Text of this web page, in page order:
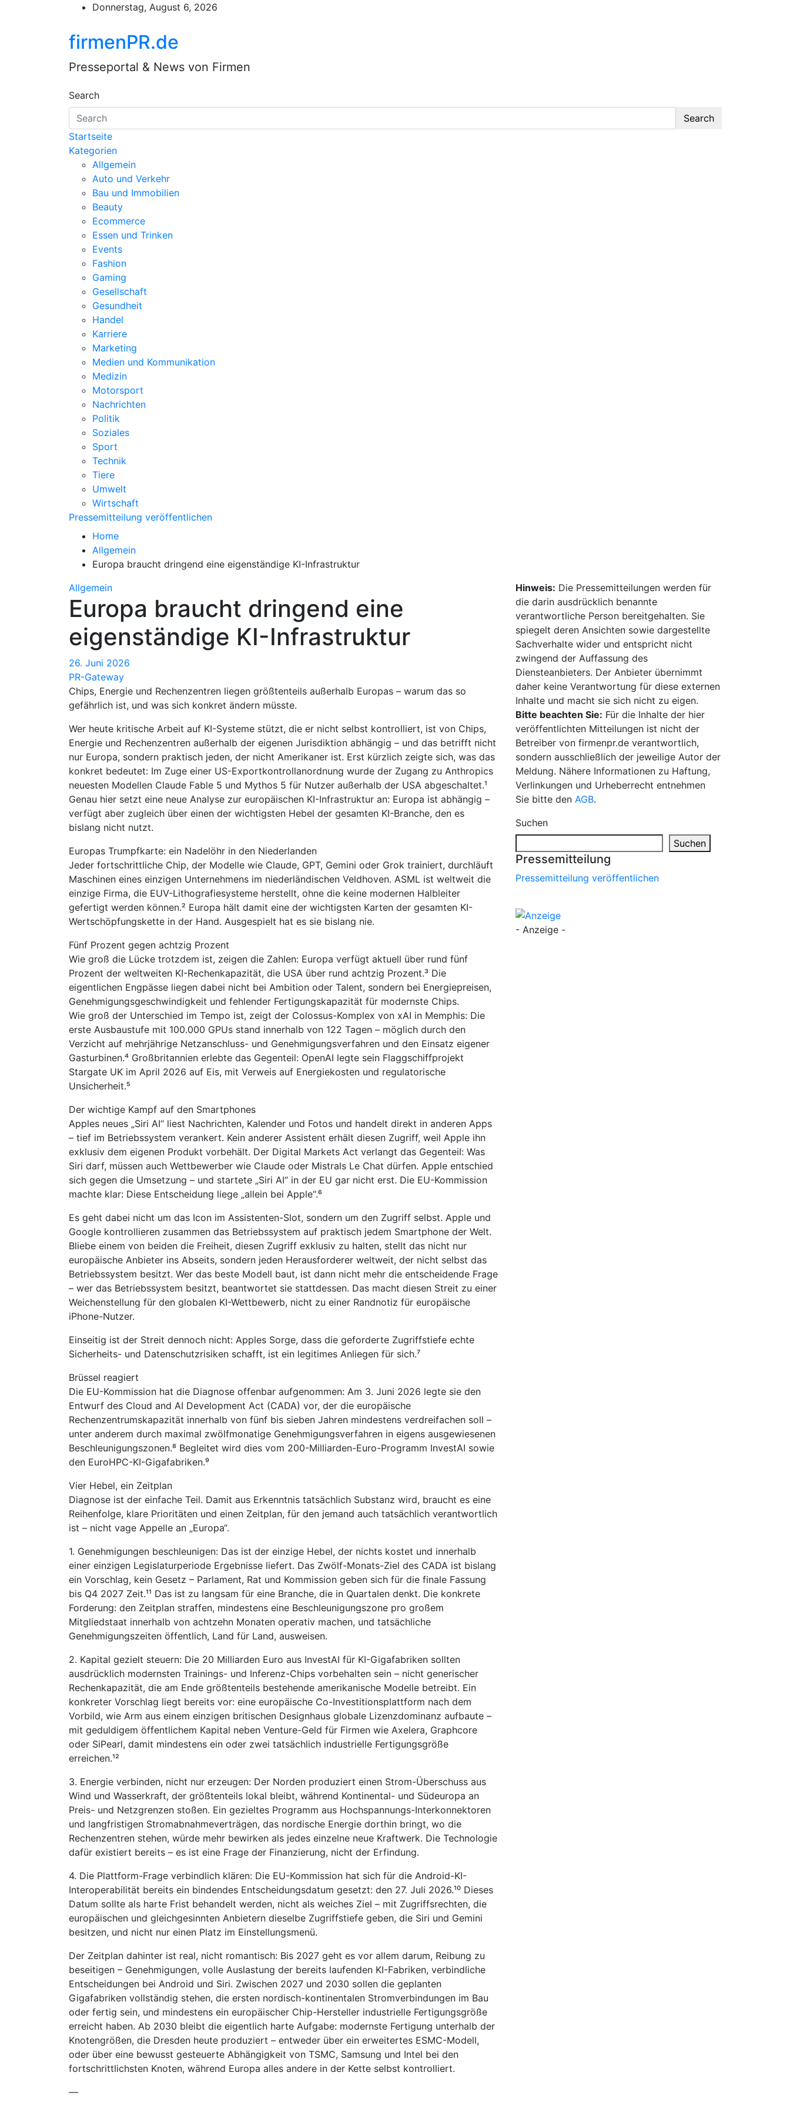
Donnerstag, August 6, 2026
firmenPR.de
Presseportal & News von Firmen
Search
Search
Startseite
Kategorien
Allgemein
Auto und Verkehr
Bau und Immobilien
Beauty
Ecommerce
Essen und Trinken
Events
Fashion
Gaming
Gesellschaft
Gesundheit
Handel
Karriere
Marketing
Medien und Kommunikation
Medizin
Motorsport
Nachrichten
Politik
Soziales
Sport
Technik
Tiere
Umwelt
Wirtschaft
Pressemitteilung veröffentlichen
Home
Allgemein
Europa braucht dringend eine eigenständige KI-Infrastruktur
Allgemein
Europa braucht dringend eine
eigenständige KI-Infrastruktur
26. Juni 2026
PR-Gateway
Chips, Energie und Rechenzentren liegen größtenteils außerhalb Europas – warum das so
gefährlich ist, und was sich konkret ändern müsste.
Wer heute kritische Arbeit auf KI-Systeme stützt, die er nicht selbst kontrolliert, ist von Chips,
Energie und Rechenzentren außerhalb der eigenen Jurisdiktion abhängig – und das betrifft nicht
nur Europa, sondern praktisch jeden, der nicht Amerikaner ist. Erst kürzlich zeigte sich, was das
konkret bedeutet: Im Zuge einer US-Exportkontrollanordnung wurde der Zugang zu Anthropics
neuesten Modellen Claude Fable 5 und Mythos 5 für Nutzer außerhalb der USA abgeschaltet.¹
Genau hier setzt eine neue Analyse zur europäischen KI-Infrastruktur an: Europa ist abhängig –
verfügt aber zugleich über einen der wichtigsten Hebel der gesamten KI-Branche, den es
bislang nicht nutzt.
Europas Trumpfkarte: ein Nadelöhr in den Niederlanden
Jeder fortschrittliche Chip, der Modelle wie Claude, GPT, Gemini oder Grok trainiert, durchläuft
Maschinen eines einzigen Unternehmens im niederländischen Veldhoven. ASML ist weltweit die
einzige Firma, die EUV-Lithografiesysteme herstellt, ohne die keine modernen Halbleiter
gefertigt werden können.² Europa hält damit eine der wichtigsten Karten der gesamten KI-
Wertschöpfungskette in der Hand. Ausgespielt hat es sie bislang nie.
Fünf Prozent gegen achtzig Prozent
Wie groß die Lücke trotzdem ist, zeigen die Zahlen: Europa verfügt aktuell über rund fünf
Prozent der weltweiten KI-Rechenkapazität, die USA über rund achtzig Prozent.³ Die
eigentlichen Engpässe liegen dabei nicht bei Ambition oder Talent, sondern bei Energiepreisen,
Genehmigungsgeschwindigkeit und fehlender Fertigungskapazität für modernste Chips.
Wie groß der Unterschied im Tempo ist, zeigt der Colossus-Komplex von xAI in Memphis: Die
erste Ausbaustufe mit 100.000 GPUs stand innerhalb von 122 Tagen – möglich durch den
Verzicht auf mehrjährige Netzanschluss- und Genehmigungsverfahren und den Einsatz eigener
Gasturbinen.⁴ Großbritannien erlebte das Gegenteil: OpenAI legte sein Flaggschiffprojekt
Stargate UK im April 2026 auf Eis, mit Verweis auf Energiekosten und regulatorische
Unsicherheit.⁵
Der wichtige Kampf auf den Smartphones
Apples neues „Siri AI“ liest Nachrichten, Kalender und Fotos und handelt direkt in anderen Apps
– tief im Betriebssystem verankert. Kein anderer Assistent erhält diesen Zugriff, weil Apple ihn
exklusiv dem eigenen Produkt vorbehält. Der Digital Markets Act verlangt das Gegenteil: Was
Siri darf, müssen auch Wettbewerber wie Claude oder Mistrals Le Chat dürfen. Apple entschied
sich gegen die Umsetzung – und startete „Siri AI“ in der EU gar nicht erst. Die EU-Kommission
machte klar: Diese Entscheidung liege „allein bei Apple“.⁶
Es geht dabei nicht um das Icon im Assistenten-Slot, sondern um den Zugriff selbst. Apple und
Google kontrollieren zusammen das Betriebssystem auf praktisch jedem Smartphone der Welt.
Bliebe einem von beiden die Freiheit, diesen Zugriff exklusiv zu halten, stellt das nicht nur
europäische Anbieter ins Abseits, sondern jeden Herausforderer weltweit, der nicht selbst das
Betriebssystem besitzt. Wer das beste Modell baut, ist dann nicht mehr die entscheidende Frage
– wer das Betriebssystem besitzt, beantwortet sie stattdessen. Das macht diesen Streit zu einer
Weichenstellung für den globalen KI-Wettbewerb, nicht zu einer Randnotiz für europäische
iPhone-Nutzer.
Einseitig ist der Streit dennoch nicht: Apples Sorge, dass die geforderte Zugriffstiefe echte
Sicherheits- und Datenschutzrisiken schafft, ist ein legitimes Anliegen für sich.⁷
Brüssel reagiert
Die EU-Kommission hat die Diagnose offenbar aufgenommen: Am 3. Juni 2026 legte sie den
Entwurf des Cloud and AI Development Act (CADA) vor, der die europäische
Rechenzentrumskapazität innerhalb von fünf bis sieben Jahren mindestens verdreifachen soll –
unter anderem durch maximal zwölfmonatige Genehmigungsverfahren in eigens ausgewiesenen
Beschleunigungszonen.⁸ Begleitet wird dies vom 200-Milliarden-Euro-Programm InvestAI sowie
den EuroHPC-KI-Gigafabriken.⁹
Vier Hebel, ein Zeitplan
Diagnose ist der einfache Teil. Damit aus Erkenntnis tatsächlich Substanz wird, braucht es eine
Reihenfolge, klare Prioritäten und einen Zeitplan, für den jemand auch tatsächlich verantwortlich
ist – nicht vage Appelle an „Europa“.
1. Genehmigungen beschleunigen: Das ist der einzige Hebel, der nichts kostet und innerhalb
einer einzigen Legislaturperiode Ergebnisse liefert. Das Zwölf-Monats-Ziel des CADA ist bislang
ein Vorschlag, kein Gesetz – Parlament, Rat und Kommission geben sich für die finale Fassung
bis Q4 2027 Zeit.¹¹ Das ist zu langsam für eine Branche, die in Quartalen denkt. Die konkrete
Forderung: den Zeitplan straffen, mindestens eine Beschleunigungszone pro großem
Mitgliedstaat innerhalb von achtzehn Monaten operativ machen, und tatsächliche
Genehmigungszeiten öffentlich, Land für Land, ausweisen.
2. Kapital gezielt steuern: Die 20 Milliarden Euro aus InvestAI für KI-Gigafabriken sollten
ausdrücklich modernsten Trainings- und Inferenz-Chips vorbehalten sein – nicht generischer
Rechenkapazität, die am Ende größtenteils bestehende amerikanische Modelle betreibt. Ein
konkreter Vorschlag liegt bereits vor: eine europäische Co-Investitionsplattform nach dem
Vorbild, wie Arm aus einem einzigen britischen Designhaus globale Lizenzdominanz aufbaute –
mit geduldigem öffentlichem Kapital neben Venture-Geld für Firmen wie Axelera, Graphcore
oder SiPearl, damit mindestens ein oder zwei tatsächlich industrielle Fertigungsgröße
erreichen.¹²
3. Energie verbinden, nicht nur erzeugen: Der Norden produziert einen Strom-Überschuss aus
Wind und Wasserkraft, der größtenteils lokal bleibt, während Kontinental- und Südeuropa an
Preis- und Netzgrenzen stoßen. Ein gezieltes Programm aus Hochspannungs-Interkonnektoren
und langfristigen Stromabnahmeverträgen, das nordische Energie dorthin bringt, wo die
Rechenzentren stehen, würde mehr bewirken als jedes einzelne neue Kraftwerk. Die Technologie
dafür existiert bereits – es ist eine Frage der Finanzierung, nicht der Erfindung.
4. Die Plattform-Frage verbindlich klären: Die EU-Kommission hat sich für die Android-KI-
Interoperabilität bereits ein bindendes Entscheidungsdatum gesetzt: den 27. Juli 2026.¹⁰ Dieses
Datum sollte als harte Frist behandelt werden, nicht als weiches Ziel – mit Zugriffsrechten, die
europäischen und gleichgesinnten Anbietern dieselbe Zugriffstiefe geben, die Siri und Gemini
besitzen, und nicht nur einen Platz im Einstellungsmenü.
Der Zeitplan dahinter ist real, nicht romantisch: Bis 2027 geht es vor allem darum, Reibung zu
beseitigen – Genehmigungen, volle Auslastung der bereits laufenden KI-Fabriken, verbindliche
Entscheidungen bei Android und Siri. Zwischen 2027 und 2030 sollen die geplanten
Gigafabriken vollständig stehen, die ersten nordisch-kontinentalen Stromverbindungen im Bau
oder fertig sein, und mindestens ein europäischer Chip-Hersteller industrielle Fertigungsgröße
erreicht haben. Ab 2030 bleibt die eigentlich harte Aufgabe: modernste Fertigung unterhalb der
Knotengrößen, die Dresden heute produziert – entweder über ein erweitertes ESMC-Modell,
oder über eine bewusst gesteuerte Abhängigkeit von TSMC, Samsung und Intel bei den
fortschrittlichsten Knoten, während Europa alles andere in der Kette selbst kontrolliert.
—
Hinweis: Die Pressemitteilungen werden für
die darin ausdrücklich benannte
verantwortliche Person bereitgehalten. Sie
spiegelt deren Ansichten sowie dargestellte
Sachverhalte wider und entspricht nicht
zwingend der Auffassung des
Diensteanbieters. Der Anbieter übernimmt
daher keine Verantwortung für diese externen
Inhalte und macht sie sich nicht zu eigen.
Bitte beachten Sie: Für die Inhalte der hier
veröffentlichten Mitteilungen ist nicht der
Betreiber von firmenpr.de verantwortlich,
sondern ausschließlich der jeweilige Autor der
Meldung. Nähere Informationen zu Haftung,
Verlinkungen und Urheberrecht entnehmen
Sie bitte den AGB.
Suchen
Suchen
Pressemitteilung
Pressemitteilung veröffentlichen
- Anzeige -